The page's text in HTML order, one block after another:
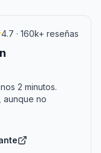
4.7 · 160k+ reseñas
2 minutos.
aunque no